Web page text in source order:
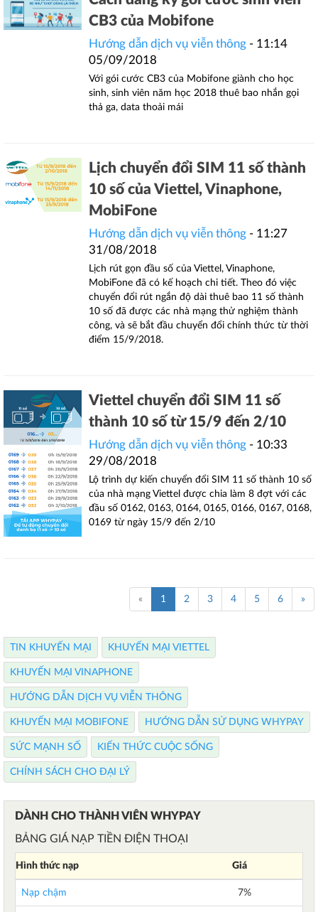
CB3 của Mobifone
Hướng dẫn dịch vụ viễn thông - 11:14
05/09/2018
Với gói cước CB3 của Mobifone giành cho học
sinh, sinh viên năm học 2018 thuê bao nhắn gọi
thả ga, data thoải mái
Lịch chuyển đổi SIM 11 số thành
10 số của Viettel, Vinaphone,
MobiFone
Hướng dẫn dịch vụ viễn thông - 11:27
31/08/2018
Lịch rút gọn đầu số của Viettel, Vinaphone,
MobiFone đã có kế hoạch chi tiết. Theo đó việc
chuyển đổi rút ngắn độ dài thuê bao 11 số thành
10 số đã được các nhà mạng thử nghiệm thành
công, và sẽ bắt đầu chuyển đổi chính thức từ thời
điểm 15/9/2018.
Viettel chuyển đổi SIM 11 số
thành 10 số từ 15/9 đến 2/10
Hướng dẫn dịch vụ viễn thông - 10:33
29/08/2018
Lộ trình dự kiến chuyển đổi SIM 11 số thành 10 số
của nhà mạng Viettel được chia làm 8 đợt với các
đầu số 0162, 0163, 0164, 0165, 0166, 0167, 0168,
0169 từ ngày 15/9 đến 2/10
« 1 2 3 4 5 6 »
TIN KHUYẾN MẠI KHUYẾN MẠI VIETTEL
KHUYẾN MẠI VINAPHONE
HƯỚNG DẪN DỊCH VỤ VIỄN THÔNG
KHUYẾN MẠI MOBIFONE HƯỚNG DẪN SỬ DỤNG WHYPAY
SỨC MẠNH SỐ KIẾN THỨC CUỘC SỐNG
CHÍNH SÁCH CHO ĐẠI LÝ
DÀNH CHO THÀNH VIÊN WHYPAY
BẢNG GIÁ NẠP TIỀN ĐIỆN THOẠI
Hình thức nạp Giá
Nạp chậm 7%